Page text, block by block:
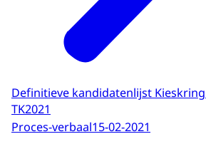
Definitieve kandidatenlijst
TK2021
Proces-verbaal15-02-2021